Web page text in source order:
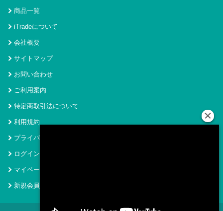
商品一覧
iTradeについて
会社概要
サイトマップ
お問い合わせ
ご利用案内
特定商取引法について
利用規約
プライバシーポリシー
ログイン
マイページ
新規会員登録